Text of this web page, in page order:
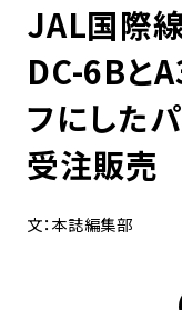
JAL国際
DC-6Bと
フにした
受注販売
文：本誌編集部